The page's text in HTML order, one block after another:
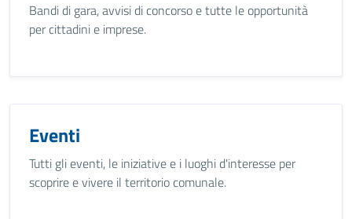
Bandi di gara, avvisi di concorso e tutte le opportunità
per cittadini e imprese.
Eventi
Tutti gli eventi, le iniziative e i luoghi d'interesse per
scoprire e vivere il territorio comunale.